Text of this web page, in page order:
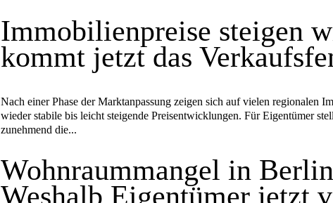
Immobilienpreise steigen
kommt jetzt das
Nach einer Phase der Marktanpassung zeigen sich auf vielen regionalen
wieder stabile bis leicht steigende Preisentwicklungen. Für Eigentümer
zunehmend die...
Wohnraummangel in
Weshalb Eigentümer jetzt